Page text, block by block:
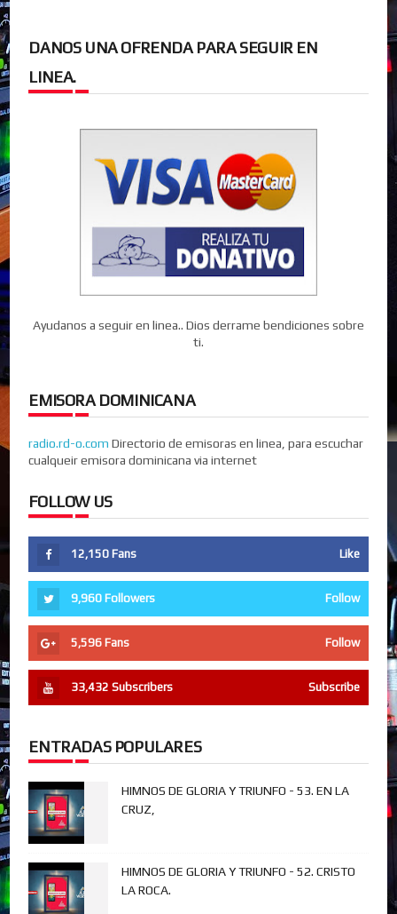
DANOS UNA OFRENDA PARA SEGUIR EN
LINEA.
Ayudanos a seguir en linea.. Dios derrame bendiciones sobre
ti.
EMISORA DOMINICANA
radio.rd-o.com Directorio de emisoras en linea, para escuchar
cualqueir emisora dominicana via internet
FOLLOW US
12,150 Fans Like
9,960 Followers Follow
5,596 Fans Follow
33,432 Subscribers Subscribe
ENTRADAS POPULARES
HIMNOS DE GLORIA Y TRIUNFO - 53. EN LA
CRUZ,
HIMNOS DE GLORIA Y TRIUNFO - 52. CRISTO
LA ROCA.